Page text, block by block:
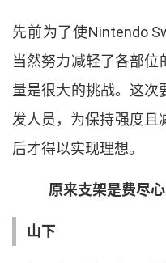
先前为了使Nintendo
当然努力减轻了各部位
量是很大的挑战。 这次
发人员 ， 为保持强度且
后才得以实现理想。
原来支架是费尽
山下